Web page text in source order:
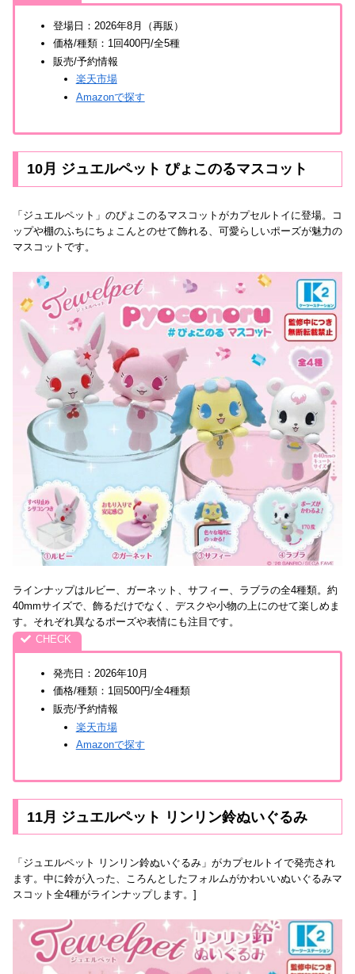
登場日：2026年8月（再販）
価格/種類：1回400円/全5種
販売/予約情報
楽天市場
Amazonで探す
10月 ジュエルペット ぴょこのるマスコット
「ジュエルペット」のぴょこのるマスコットがカプセルトイに登場。コ
ップや棚のふちにちょこんとのせて飾れる、可愛らしいポーズが魅力の
マスコットです。
ラインナップはルビー、ガーネット、サフィー、ラブラの全4種類。約
40mmサイズで、飾るだけでなく、デスクや小物の上にのせて楽しめま
す。それぞれ異なるポーズや表情にも注目です。
発売日：2026年10月
価格/種類：1回500円/全4種類
販売/予約情報
楽天市場
Amazonで探す
11月 ジュエルペット リンリン鈴ぬいぐるみ
「ジュエルペット リンリン鈴ぬいぐるみ」がカプセルトイで発売され
ます。中に鈴が入った、ころんとしたフォルムがかわいいぬいぐるみマ
スコット全4種がラインナップします。]